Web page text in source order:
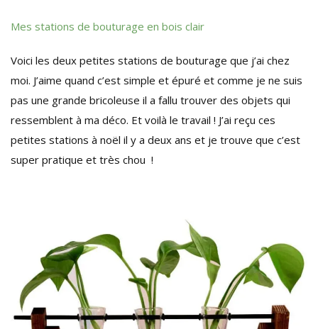
Mes stations de bouturage en bois clair
Voici les deux petites stations de bouturage que j’ai chez
moi. J’aime quand c’est simple et épuré et comme je ne suis
pas une grande bricoleuse il a fallu trouver des objets qui
ressemblent à ma déco. Et voilà le travail ! J’ai reçu ces
petites stations à noël il y a deux ans et je trouve que c’est
super pratique et très chou !